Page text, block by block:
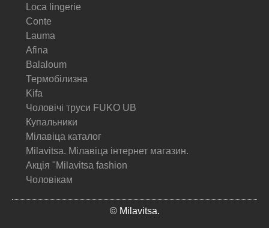
Loca lingerie
Conte
Lauma
Afina
Balaloum
Термобілизна
Kifa
Чоловічі труси FUKO UB
Купальники
Мілавіца каталог
Milavitsa. Мілавіца інтернет магазин.
Акція "Milavitsa fashion
Чоловікам
© Milavitsa.